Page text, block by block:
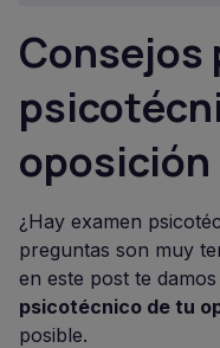
Consejos
oposición
¿Hay examen
preguntas son muy
en este post te damos
psicotécnico de tu
posible.